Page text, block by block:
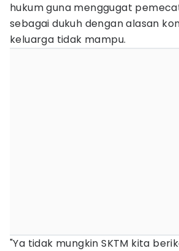
hukum guna menggugat
sebagai dukuh dengan alasan
keluarga tidak mampu.
"Ya tidak mungkin SKTM kita